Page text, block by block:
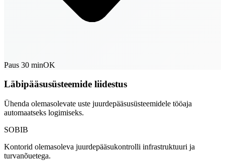
Paus 30 minOK
Läbipääsusüsteemide liidestus
Ühenda olemasolevate uste juurdepääsusüsteemidele tööaja
automaatseks logimiseks.
SOBIB
Kontorid olemasoleva juurdepääsukontrolli infrastruktuuri ja
turvanõuetega.